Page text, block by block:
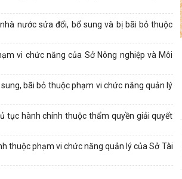
nước sửa đổi, bổ sung và bị bãi bỏ thuộc
vi chức năng của Sở Nông nghiệp và Môi
bãi bỏ thuộc phạm vi chức năng quản lý
tục hành chính thuộc thẩm quyền giải quyết
thuộc phạm vi chức năng quản lý của Sở Tài